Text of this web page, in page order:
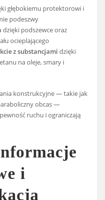
głębokiemu protektorowi i
podeszwy
dzięki podszewce oraz
ocieplającego
z substancjami dzięki
na oleje, smary i
konstrukcyjne — takie jak
obcas —
ruchu i ograniczają
i